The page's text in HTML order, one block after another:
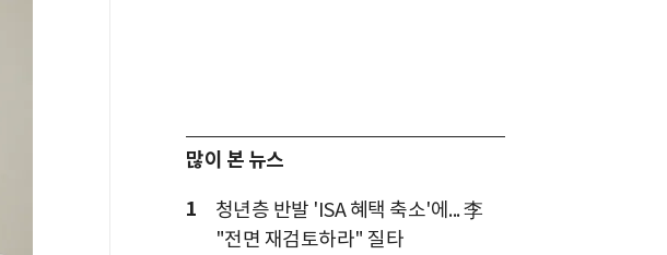
많이 본 뉴스
1
청년층 반발 'ISA 혜택 축소'에... 李
"전면 재검토하라" 질타